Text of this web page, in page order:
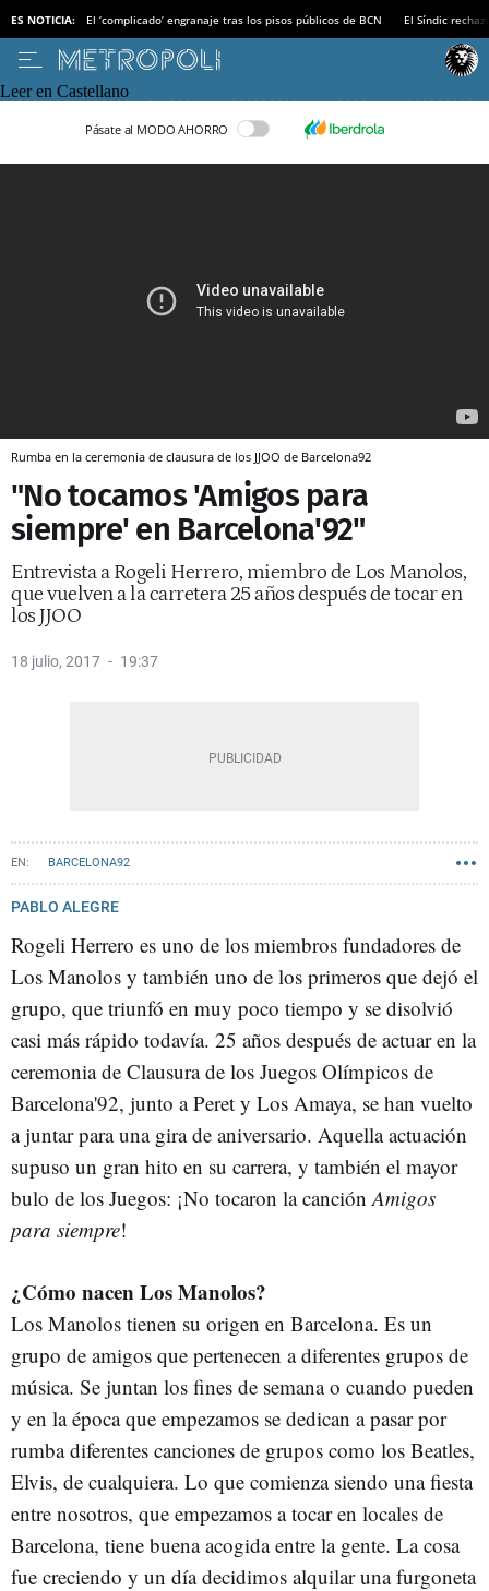
ES NOTICIA: El ‘complicado’ engranaje tras los pisos públicos de BCN El Síndic
Leer en Castellano
Pásate al MODO AHORRO
Rumba en la ceremonia de clausura de los JJOO de Barcelona92
"No tocamos 'Amigos para
siempre' en Barcelona'92"
Entrevista a Rogeli Herrero, miembro de Los Manolos,
que vuelven a la carretera 25 años después de tocar en
los JJOO
18 julio, 2017 19:37
BARCELONA92
PABLO ALEGRE
Rogeli Herrero es uno de los miembros fundadores de
Los Manolos y también uno de los primeros que dejó el
grupo, que triunfó en muy poco tiempo y se disolvió
casi más rápido todavía. 25 años después de actuar en la
ceremonia de Clausura de los Juegos Olímpicos de
Barcelona'92, junto a Peret y Los Amaya, se han vuelto
a juntar para una gira de aniversario. Aquella actuación
supuso un gran hito en su carrera, y también el mayor
bulo de los Juegos: ¡No tocaron la canciónAmigos
para siempre!
¿Cómo nacen Los Manolos?
Los Manolos tienen su origen en Barcelona. Es un
grupo de amigos que pertenecen a diferentes grupos de
música. Se juntan los fines de semana o cuando pueden
y en la época que empezamos se dedican a pasar por
rumba diferentes canciones de grupos como los Beatles,
Elvis, de cualquiera. Lo que comienza siendo una fiesta
entre nosotros, que empezamos a tocar en locales de
Barcelona, tiene buena acogida entre la gente. La cosa
fue creciendo y un día decidimos alquilar una furgoneta